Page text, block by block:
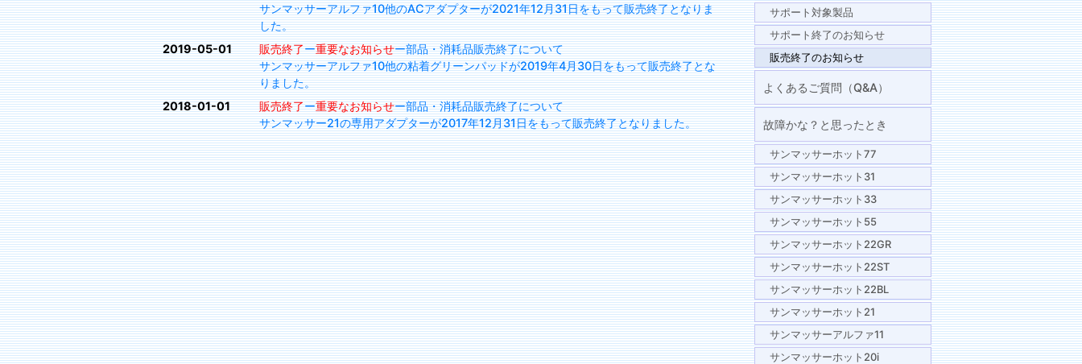
サンマッサーアルファ10他のACアダプターが2021年12月31日をもって販売終了となりま
した。
2019-05-01
販売終了ー重要なお知らせー部品・消耗品販売終了について
サンマッサーアルファ10他の粘着グリーンパッドが2019年4月30日をもって販売終了とな
りました。
2018-01-01
販売終了ー重要なお知らせー部品・消耗品販売終了について
サンマッサー21の専用アダプターが2017年12月31日をもって販売終了となりました。
サポート対象製品
サポート終了のお知らせ
販売終了のお知らせ
よくあるご質問（Q&A）
故障かな？と思ったとき
サンマッサーホット77
サンマッサーホット31
サンマッサーホット33
サンマッサーホット55
サンマッサーホット22GR
サンマッサーホット22ST
サンマッサーホット22BL
サンマッサーホット21
サンマッサーアルファ11
サンマッサーホット20i